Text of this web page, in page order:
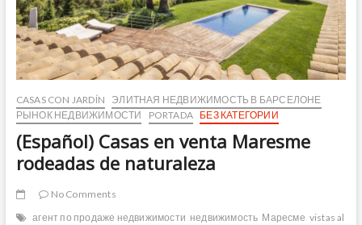
al
mar,
Cabrils
CASAS CON JARDÍN
ЭЛИТНАЯ НЕДВИЖИМОСТЬ В БАРСЕЛОНЕ
РЫНОК НЕДВИЖИМОСТИ
PORTADA БЕЗ КАТЕГОРИИ
(Español) Casas en venta Maresme
rodeadas de naturaleza
No Comments
агент по продаже недвижимости недвижимость Маресме vistas al